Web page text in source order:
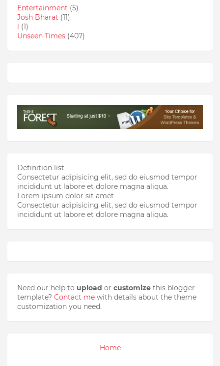
Entertainment (5)
Josh Bharat (11)
(1)
Unseen Times (407)
Definition list
Consectetur adipisicing elit, sed do eiusmod tempor
incididunt ut labore et dolore magna aliqua.
Lorem ipsum dolor sit amet
Consectetur adipisicing elit, sed do eiusmod tempor
incididunt ut labore et dolore magna aliqua.
Need our help to upload or customize this blogger
template? Contact me with details about the theme
customization you need.
Home